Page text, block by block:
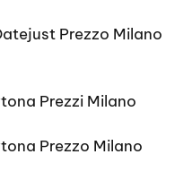
Prezzo Milano
Prezzi Milano
Prezzo Milano